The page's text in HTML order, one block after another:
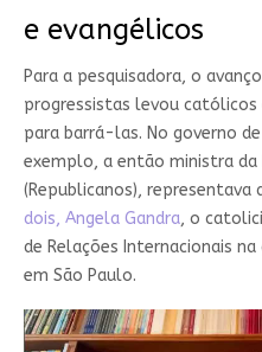
e evangélicos
Para a pesquisadora, o
progressistas levou
para barrá-las. No governo de
exemplo, a então ministra da
(Republicanos), representava
dois, Angela Gandra, o
de Relações Internacionais na
em São Paulo.